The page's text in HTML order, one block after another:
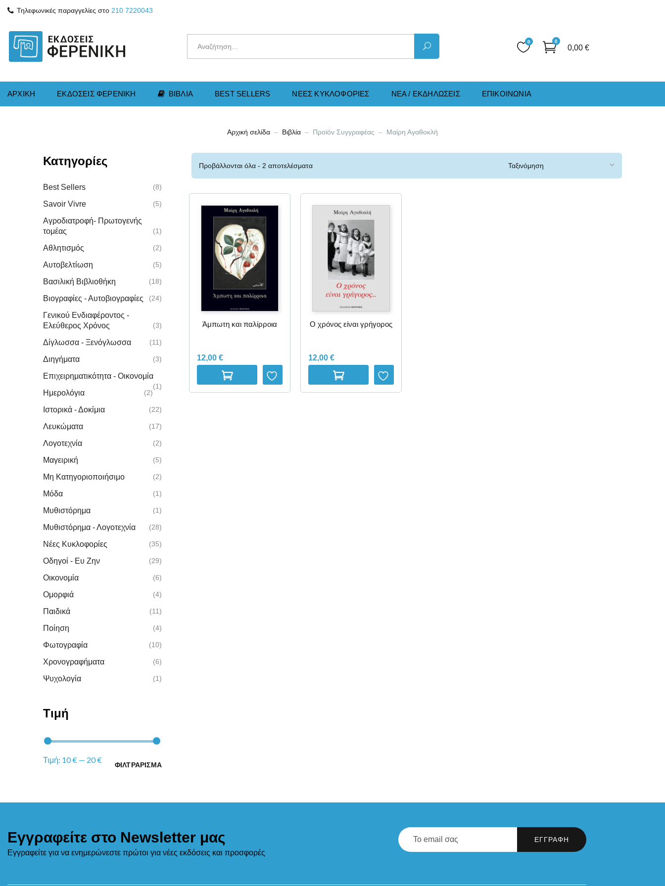
Τηλεφωνικές παραγγελίες στο 210 7220043
0
0,00 €
0
ΑΡΧΙΚΗ ΕΚΔΟΣΕΙΣ ΦΕΡΕΝΙΚΗ ΒΙΒΛΙΑ BEST SELLERS ΝΕΕΣ KΥΚΛΟΦΟΡΙΕΣ ΝΕΑ / ΕΚΔΗΛΩΣΕΙΣ ΕΠΙΚΟΙΝΩΝΙΑ
Αρχική σελίδα Βιβλία Προϊόν Συγγραφέας Μαίρη Αγαθοκλή
Κατηγορίες
Best Sellers (8)
Savoir Vivre (5)
Αγροδιατροφή- Πρωτογενής
τομέας
(1)
Αθλητισμός (2)
Αυτοβελτίωση (5)
Βασιλική Βιβλιοθήκη (18)
Βιογραφίες - Αυτοβιογραφίες (24)
Γενικού Ενδιαφέροντος -
Ελεύθερος Χρόνος
(3)
Δίγλωσσα - Ξενόγλωσσα (11)
Διηγήματα (3)
Επιχειρηματικότητα - Οικονομία
(1)
Ημερολόγια (2)
Ιστορικά - Δοκίμια (22)
Λευκώματα (17)
Λογοτεχνία (2)
Μαγειρική (5)
Μη Κατηγοριοποιήσιμο (2)
Μόδα (1)
Μυθιστόρημα (1)
Μυθιστόρημα - Λογοτεχνία (28)
Νέες Kυκλοφορίες (35)
Οδηγοί - Ευ Ζην (29)
Οικονομία (6)
Ομορφιά (4)
Παιδικά (11)
Ποίηση (4)
Φωτογραφία (10)
Χρονογραφήματα (6)
Ψυχολογία (1)
Τιμή
ΦΙΛΤΡΑΡΙΣΜΑ
Τιμή: 10 € — 20 €
Προβάλλονται όλα - 2 αποτελέσματα
Άμπωτη και παλίρροια
12,00 €
Ο χρόνος είναι γρήγορος
12,00 €
Εγγραφείτε στο Newsletter μας
Εγγραφείτε για να ενημερώνεστε πρώτοι για νέες εκδόσεις και προσφορές